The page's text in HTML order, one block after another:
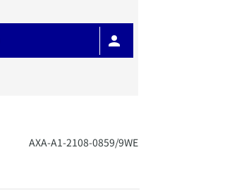
​AXA-A1-2108-0859/9WE